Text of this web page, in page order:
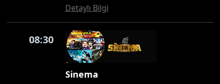
Detaylı Bilgi
08:30
Sinema